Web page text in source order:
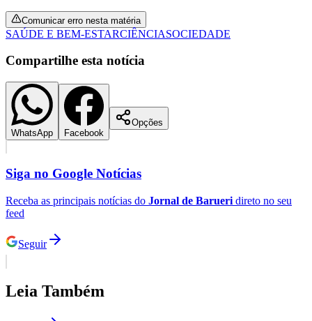
Santos
Comunicar erro nesta matéria
SAÚDE E BEM-ESTARCIÊNCIASOCIEDADE
Compartilhe esta notícia
WhatsApp Facebook
Opções
Siga no Google Notícias
Receba as principais notícias do Jornal de Barueri direto no seu
feed
Seguir
Leia Também